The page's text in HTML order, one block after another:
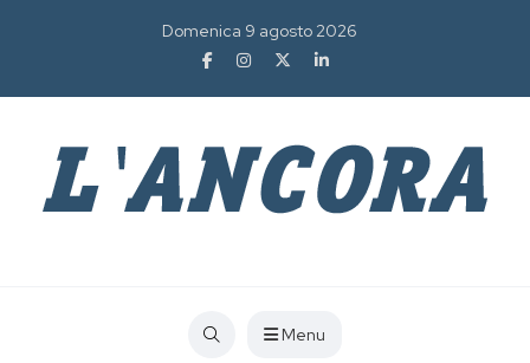
Domenica 9 agosto 2026
Menu